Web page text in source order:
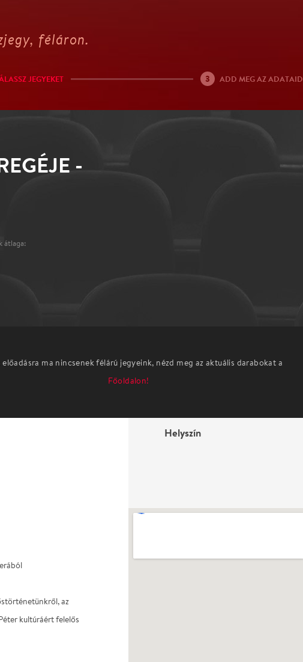
féláron.
JEGYEKET 3 ADD MEG AZ ADATAID
-
átlaga:
előadásra ma nincsenek félárú jegyeink, nézd meg az aktuális darabokat a
Főoldalon!
az
kultúráért felelős
Helyszín